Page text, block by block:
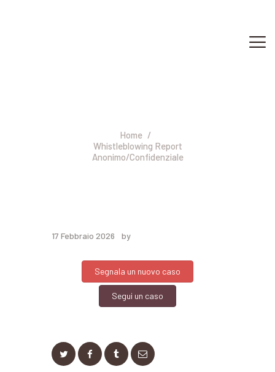
Home
Whistleblowing Report
Anonimo/Confidenziale
AUTORIZZAZIONI
WHISTLEBLOWING
17 Febbraio 2026 by
Segnala un nuovo caso
Segui un caso